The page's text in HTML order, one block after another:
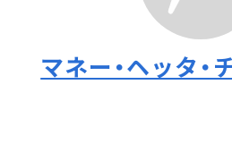
マネー・ヘッタ・